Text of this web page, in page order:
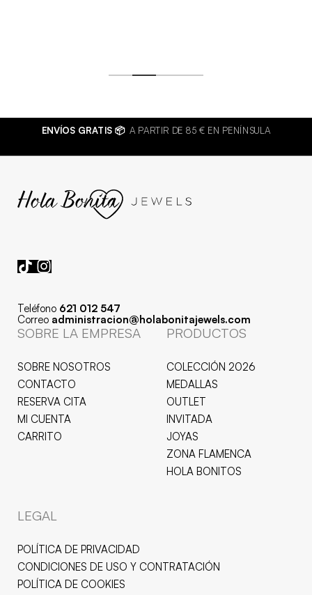
ENVÍOS GRATIS 📦 A PARTIR DE 85 € EN PENÍNSULA
Teléfono 621 012 547
Correo administracion@holabonitajewels.com
SOBRE LA EMPRESA
SOBRE NOSOTROS
CONTACTO
RESERVA CITA
MI CUENTA
CARRITO
PRODUCTOS
COLECCIÓN 2026
MEDALLAS
OUTLET
INVITADA
JOYAS
ZONA FLAMENCA
HOLA BONITOS
LEGAL
POLÍTICA DE PRIVACIDAD
CONDICIONES DE USO Y CONTRATACIÓN
POLÍTICA DE COOKIES